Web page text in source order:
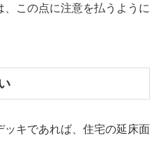
この点に注意を払うように
ッキであれば、住宅の延床面